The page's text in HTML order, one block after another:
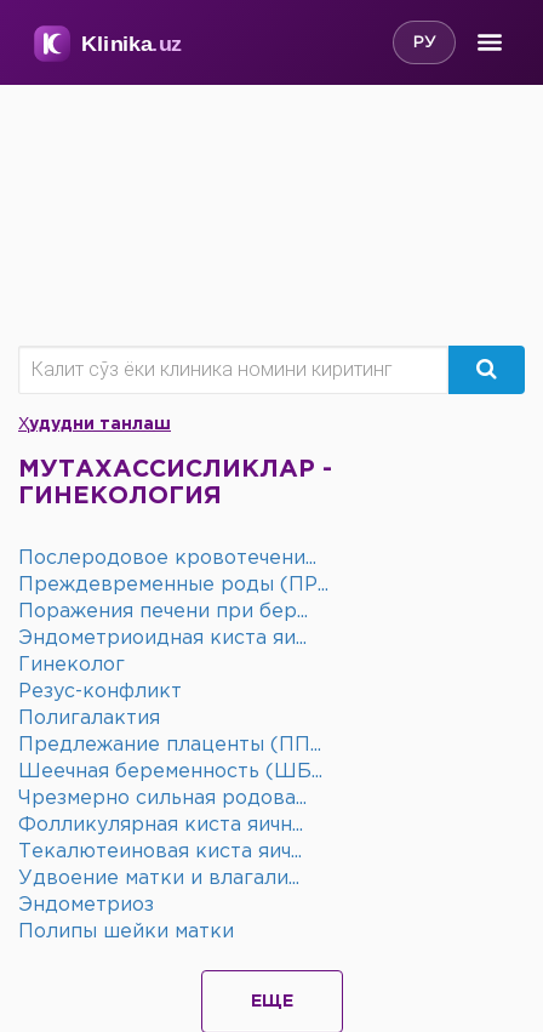
РУ
Ҳудудни танлаш
МУТАХАССИСЛИКЛАР -
ГИНЕКОЛОГИЯ
Послеродовое кровотечени...
Преждевременные роды (ПР...
Поражения печени при бер...
Эндометриоидная киста яи...
Гинеколог
Резус-конфликт
Полигалактия
Предлежание плаценты (ПП...
Шеечная беременность (ШБ...
Чрезмерно сильная родова...
Фолликулярная киста яичн...
Текалютеиновая киста яич...
Удвоение матки и влагали...
Эндометриоз
Полипы шейки матки
ЕЩЕ